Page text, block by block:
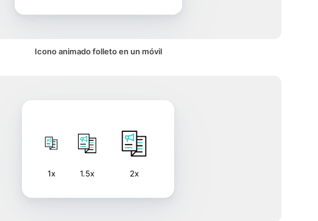
Icono animado folleto en un móvil
1x 1.5x 2x